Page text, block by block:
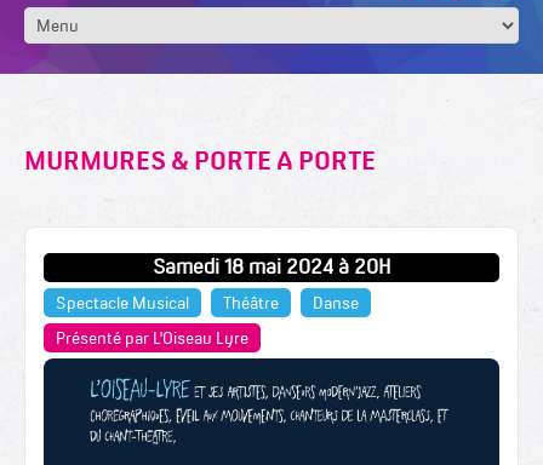
MURMURES & PORTE A PORTE
Samedi 18 mai 2024 à 20H
Spectacle Musical Théâtre
Danse
Présenté par L'Oiseau Lyre